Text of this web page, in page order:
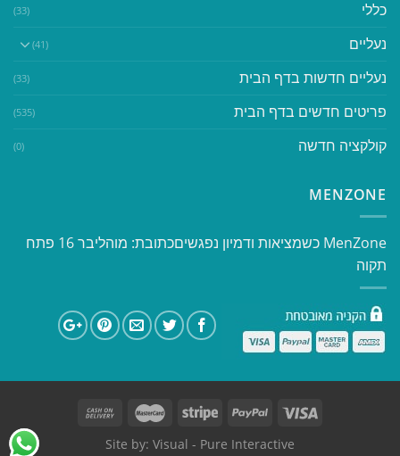
כללי (33)
נעליים (41)
נעליים חדשות בדף הבית (33)
פריטים חדשים בדף הבית (535)
קולקציה חדשה (0)
MENZONE
​​MenZone כשמציאות ודמיון נפגשים​ כתובת: מוהליבר 16 פתח
תקוה
Site by: Visual - Pure Interactive